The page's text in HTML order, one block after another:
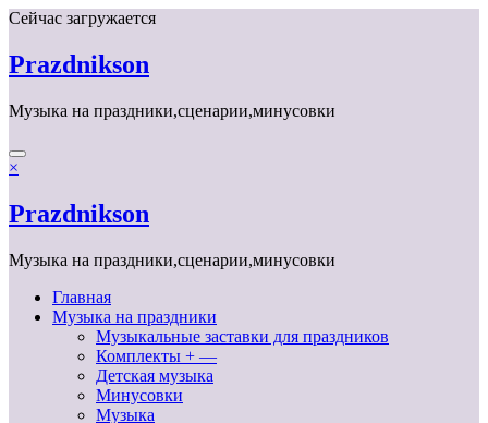
Перейти
содержимому
Сейчас загружается
Prazdnikson
Музыка на праздники,сценарии,минусовки
×
Prazdnikson
Музыка на праздники,сценарии,минусовки
Главная
Музыка на праздники
Музыкальные заставки для праздников
Комплекты + —
Детская музыка
Минусовки
Музыка